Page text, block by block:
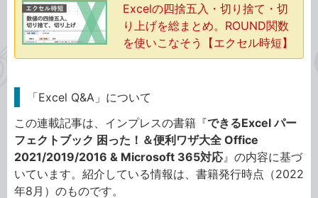
Excelの四捨五入・切り捨て・切
り上げを総まとめ。ROUND関数
を使いこなそう【エクセル時短】
「Excel Q&A」について
この連載記事は、インプレスの書籍『できるExcel パー
フェクトブック 困った！＆便利ワザ大全 Office
2021/2019/2016 & Microsoft 365対応 』の内容に基づ
いています。紹介している情報は、書籍発行時点（2022
年8月）のものです。